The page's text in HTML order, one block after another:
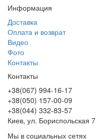
Информация
Доставка
Оплата и возврат
Видео
Фото
Контакты
Контакты
+38(067) 994-16-17
+38(050) 157-00-09
+38(044) 332-83-57
Киев, ул. Бориспольская 7
Мы в социальных сетях